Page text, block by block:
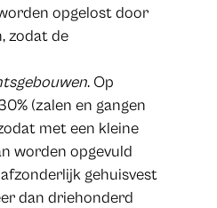
opgelost door
zodat de
. Op
(zalen en gangen
met een kleine
worden opgevuld
gehuisvest
dan driehonderd